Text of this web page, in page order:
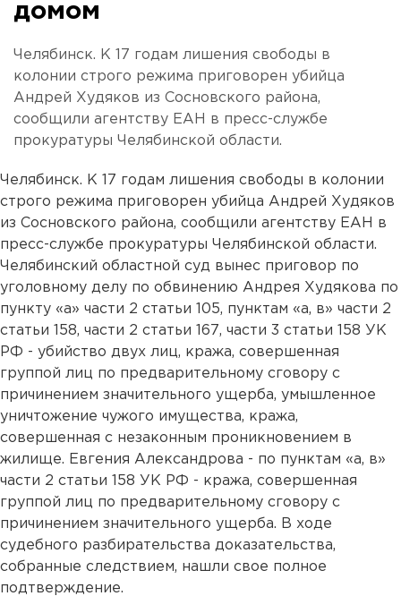
домом
Челябинск. К 17 годам лишения свободы в
колонии строго режима приговорен убийца
Андрей Худяков из Сосновского района,
сообщили агентству ЕАН в пресс-службе
прокуратуры Челябинской области.
Челябинск. К 17 годам лишения свободы в колонии
строго режима приговорен убийца Андрей Худяков
из Сосновского района, сообщили агентству ЕАН в
пресс-службе прокуратуры Челябинской области.
Челябинский областной суд вынес приговор по
уголовному делу по обвинению Андрея Худякова по
пункту «а» части 2 статьи 105, пунктам «а, в» части 2
статьи 158, части 2 статьи 167, части 3 статьи 158 УК
РФ - убийство двух лиц, кража, совершенная
группой лиц по предварительному сговору с
причинением значительного ущерба, умышленное
уничтожение чужого имущества, кража,
совершенная с незаконным проникновением в
жилище. Евгения Александрова - по пунктам «а, в»
части 2 статьи 158 УК РФ - кража, совершенная
группой лиц по предварительному сговору с
причинением значительного ущерба. В ходе
судебного разбирательства доказательства,
собранные следствием, нашли свое полное
подтверждение.